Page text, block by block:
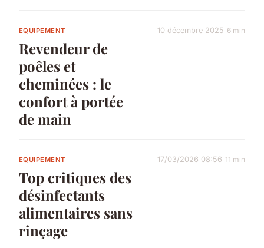
EQUIPEMENT
Revendeur de
poêles et
cheminées : le
confort à portée
de main
10 décembre 2025 6 min
EQUIPEMENT
Top critiques des
désinfectants
alimentaires sans
rinçage
17/03/2026 08:56 11 min